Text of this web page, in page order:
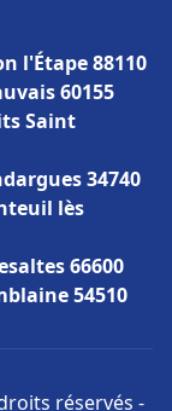
l'Étape 88110
60155
Saint
34740
lès
66600
54510
réservés -